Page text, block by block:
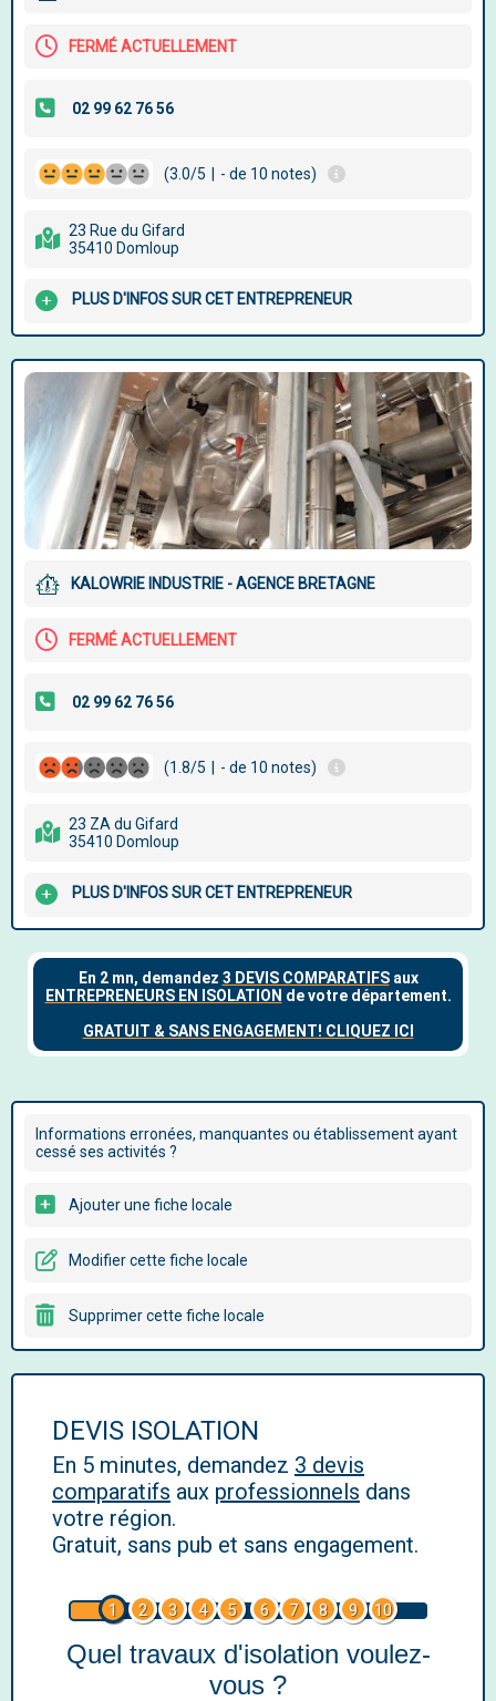
FERMÉ ACTUELLEMENT
(3.0/5 - de 10 notes)
23 Rue du Gifard
35410 Domloup
PLUS D'INFOS SUR CET ENTREPRENEUR
KALOWRIE INDUSTRIE - AGENCE BRETAGNE
FERMÉ ACTUELLEMENT
(1.8/5 - de 10 notes)
23 ZA du Gifard
35410 Domloup
PLUS D'INFOS SUR CET ENTREPRENEUR
Informations erronées, manquantes ou établissement ayant
cessé ses activités ?
Ajouter une fiche locale
Modifier cette fiche locale
Supprimer cette fiche locale
DEVIS ISOLATION
En 5 minutes, demandez 3 devis
comparatifs aux professionnels dans
votre région.
Gratuit, sans pub et sans engagement.
1 2 3 4 5 6 7 8 9 10
Quel travaux d'isolation voulez-
vous ?